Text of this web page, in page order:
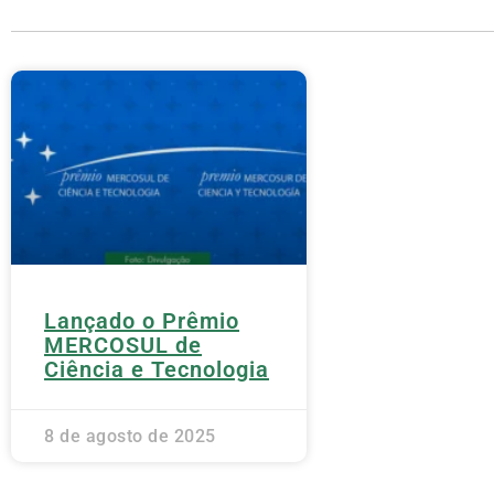
Lançado o Prêmio
MERCOSUL de
Ciência e Tecnologia
8 de agosto de 2025